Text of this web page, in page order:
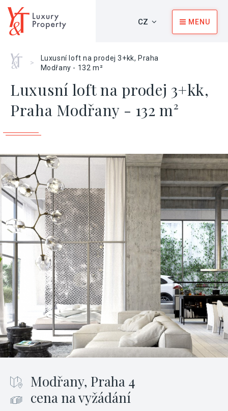
CZ MENU
Home
>
Luxusní loft na prodej 3+kk, Praha
Modřany - 132 m²
Luxusní loft na prodej 3+kk,
Praha Modřany - 132 m²
Modřany, Praha 4
cena na vyžádání